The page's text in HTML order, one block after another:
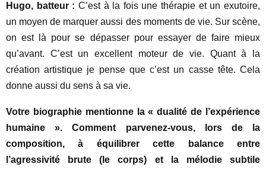
Hugo, batteur : C’est à la fois une thérapie et un exutoire,
un moyen de marquer aussi des moments de vie. Sur scène,
on est là pour se dépasser pour essayer de faire mieux
qu’avant. C’est un excellent moteur de vie. Quant à la
création artistique je pense que c’est un casse tête. Cela
donne aussi du sens à sa vie.
Votre biographie mentionne la « dualité de l’expérience
humaine ». Comment parvenez-vous, lors de la
composition, à équilibrer cette balance entre
l’agressivité brute (le corps) et la mélodie subtile